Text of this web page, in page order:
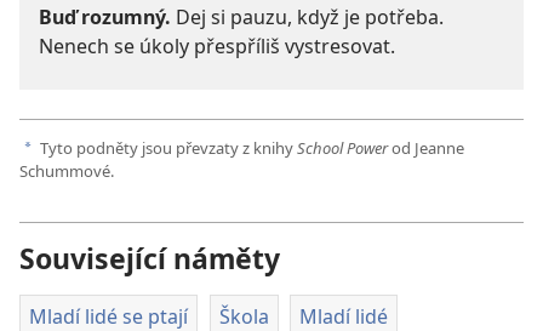
Buď rozumný. Dej si pauzu, když je potřeba.
Nenech se úkoly přespříliš vystresovat.
a Tyto podněty jsou převzaty z knihySchool Powerod Jeanne
Schummové.
Související náměty
Mladí lidé se ptají Škola Mladí lidé